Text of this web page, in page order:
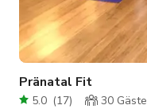
Pränatal Fit
5.0 (17) 30 Gäste